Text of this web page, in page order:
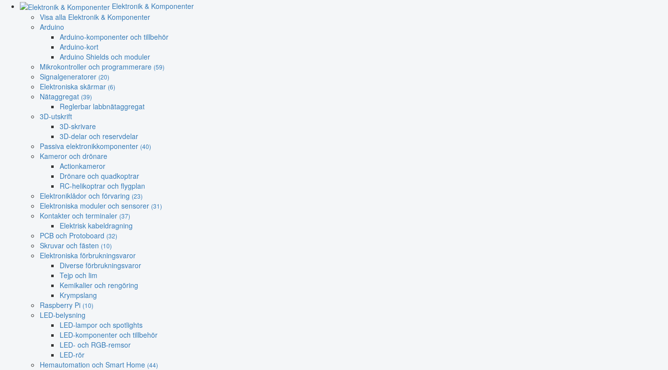
Elektronik & Komponenter
Visa alla Elektronik & Komponenter
Arduino
Arduino-komponenter och tillbehör
Arduino-kort
Arduino Shields och moduler
Mikrokontroller och programmerare (59)
Signalgeneratorer (20)
Elektroniska skärmar (6)
Nätaggregat (39)
Reglerbar labbnätaggregat
3D-utskrift
3D-skrivare
3D-delar och reservdelar
Passiva elektronikkomponenter (40)
Kameror och drönare
Actionkameror
Drönare och quadkoptrar
RC-helikoptrar och flygplan
Elektroniklådor och förvaring (23)
Elektroniska moduler och sensorer (31)
Kontakter och terminaler (37)
Elektrisk kabeldragning
PCB och Protoboard (32)
Skruvar och fästen (10)
Elektroniska förbrukningsvaror
Diverse förbrukningsvaror
Tejp och lim
Kemikalier och rengöring
Krympslang
Raspberry Pi (10)
LED-belysning
LED-lampor och spotlights
LED-komponenter och tillbehör
LED- och RGB-remsor
LED-rör
Hemautomation och Smart Home (44)